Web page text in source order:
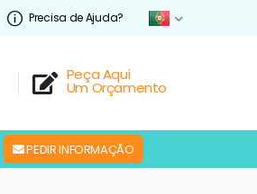
Precisa de Ajuda?
Peça Aqui
Um Orçamento
PEDIR INFORMAÇÃO